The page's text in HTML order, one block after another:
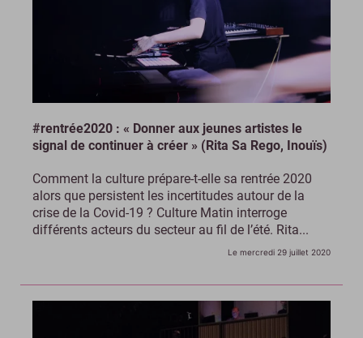
#rentrée2020 : « Donner aux jeunes artistes le
signal de continuer à créer » (Rita Sa Rego, Inouïs)
Comment la culture prépare-t-elle sa rentrée 2020
alors que persistent les incertitudes autour de la
crise de la Covid-19 ? Culture Matin interroge
différents acteurs du secteur au fil de l’été. Rita...
Le mercredi 29 juillet 2020